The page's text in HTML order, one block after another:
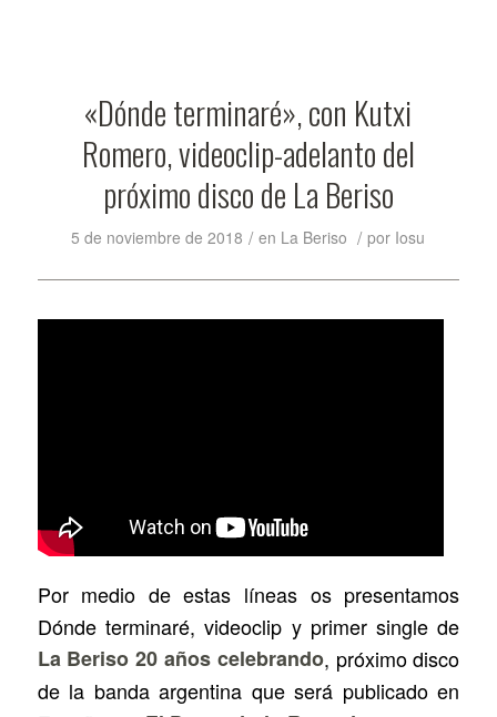
«Dónde terminaré», con Kutxi
Romero, videoclip-adelanto del
próximo disco de La Beriso
5 de noviembre de 2018 / en La Beriso / por Iosu
Por medio de estas líneas os presentamos
Dónde terminaré, videoclip y primer single de
La Beriso 20 años celebrando, próximo disco
de la banda argentina que será publicado en